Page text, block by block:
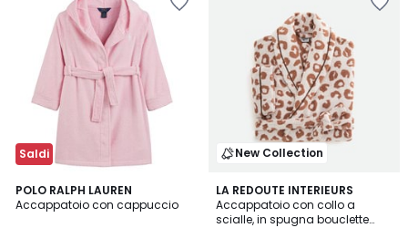
Saldi
POLO RALPH LAUREN
Accappatoio con cappuccio
New Collection
LA REDOUTE INTERIEURS
Accappatoio con collo a
scialle, in spugna bouclette